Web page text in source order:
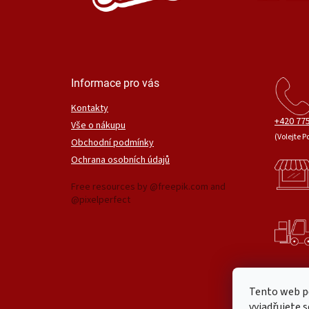
Tento web
Informace pro vás
Kontakty
Vše o nákupu
Obchodní podmínky
Ochrana osobních údajů
Free resources by @freepik.com and
@pixelperfect
+420
(Volejte